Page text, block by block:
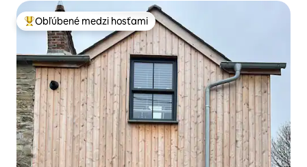
Najobľúbenejšie medzi hosťami
Obľúbené medzi hosťami